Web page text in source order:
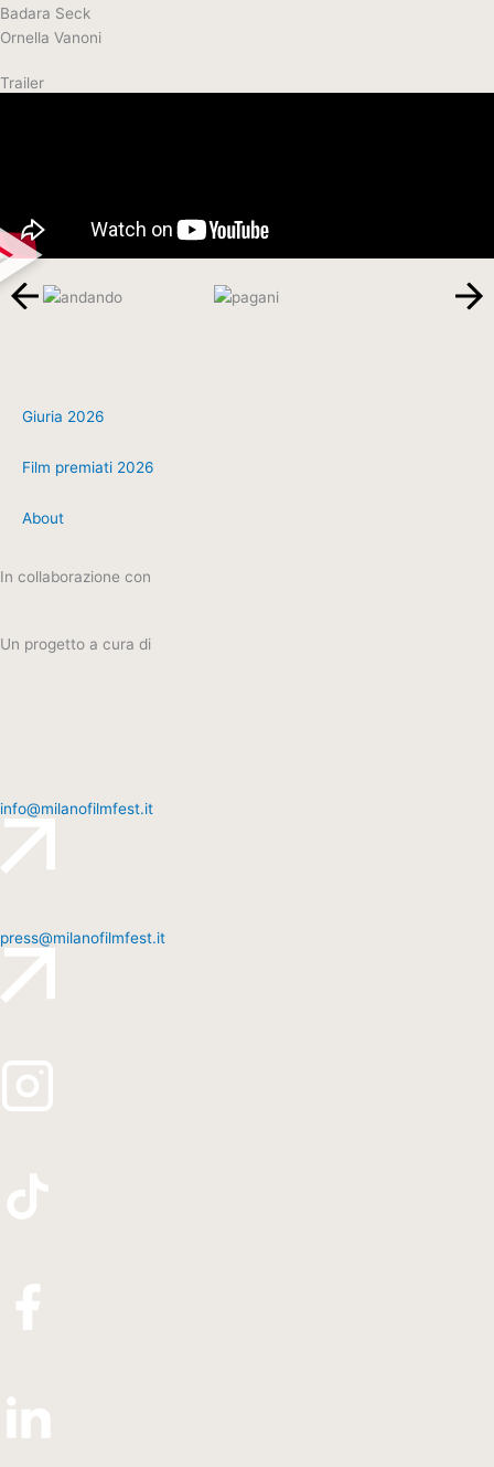
Badara Seck
Ornella Vanoni
Trailer
Giuria 2026
Film premiati 2026
About
In collaborazione con
Un progetto a cura di
info@milanofilmfest.it
press@milanofilmfest.it